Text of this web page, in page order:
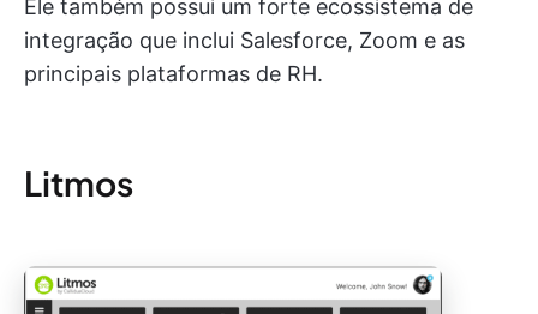
Ele também possui um forte ecossistema de
integração que inclui Salesforce, Zoom e as
principais plataformas de RH.
Litmos